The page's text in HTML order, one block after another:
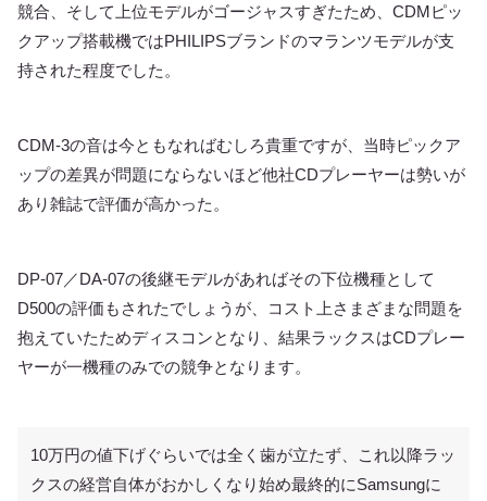
競合、そして上位モデルがゴージャスすぎたため、CDMピッ
クアップ搭載機ではPHILIPSブランドのマランツモデルが支
持された程度でした。
CDM-3の音は今ともなればむしろ貴重ですが、当時ピックア
ップの差異が問題にならないほど他社CDプレーヤーは勢いが
あり雑誌で評価が高かった。
DP-07／DA-07の後継モデルがあればその下位機種として
D500の評価もされたでしょうが、コスト上さまざまな問題を
抱えていたためディスコンとなり、結果ラックスはCDプレー
ヤーが一機種のみでの競争となります。
10万円の値下げぐらいでは全く歯が立たず、これ以降ラッ
クスの経営自体がおかしくなり始め最終的にSamsungに